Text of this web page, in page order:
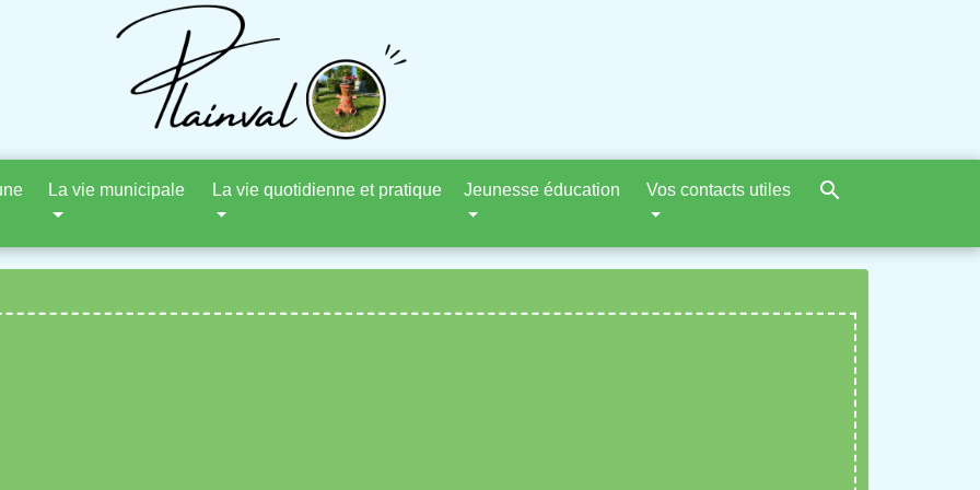
La vie municipale La vie quotidienne et pratique Jeunesse éducation Vos contacts utiles search